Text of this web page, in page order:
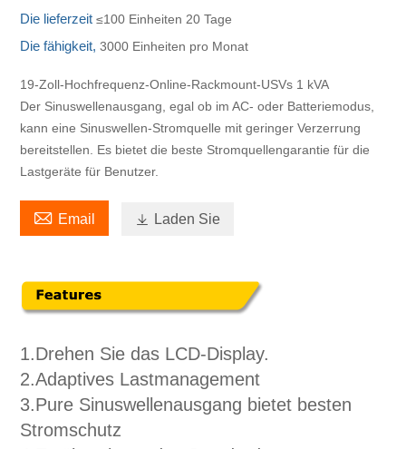
Die lieferzeit≤100 Einheiten 20 Tage
Die fähigkeit,3000 Einheiten pro Monat
19-Zoll-Hochfrequenz-Online-Rackmount-USVs 1 kVA
Der Sinuswellenausgang, egal ob im AC- oder Batteriemodus,
kann eine Sinuswellen-Stromquelle mit geringer Verzerrung
bereitstellen. Es bietet die beste Stromquellengarantie für die
Lastgeräte für Benutzer.
 Email  Laden Sie
1.Drehen Sie das LCD-Display.
2.Adaptives Lastmanagement
3.Pure Sinuswellenausgang bietet besten
Stromschutz